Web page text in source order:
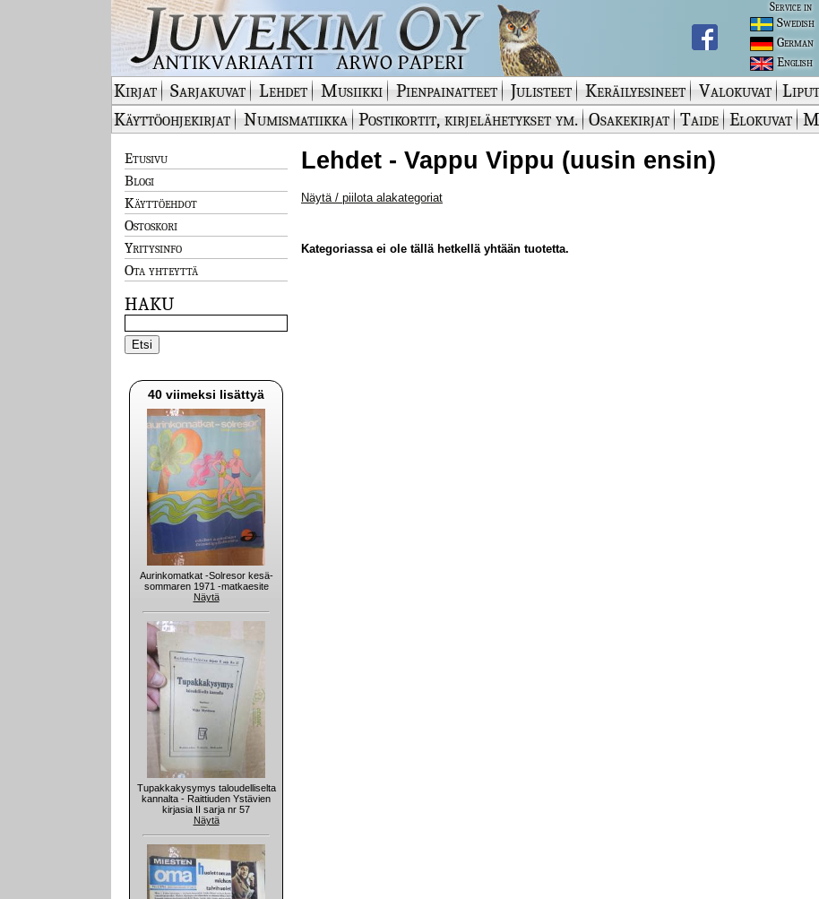
Service in
Swedish
German
English
Kirjat Sarjakuvat Lehdet Musiikki Pienpainatteet Julisteet Keräilyesineet Valokuvat
Käyttöohjekirjat
Numismatiikka Postikortit, kirjelähetykset ym. Osakekirjat Taide Elokuvat
Etusivu
Blogi
Käyttöehdot
Ostoskori
Yritysinfo
Ota yhteyttä
HAKU
40 viimeksi lisättyä
Aurinkomatkat -Solresor kesä-
sommaren 1971 -matkaesite
Näytä
Tupakkakysymys taloudelliselta
kannalta - Raittiuden Ystävien
kirjasia II sarja nr 57
Näytä
Lehdet - Vappu Vippu (uusin ensin)
Näytä / piilota alakategoriat
Kategoriassa ei ole tällä hetkellä yhtään tuotetta.